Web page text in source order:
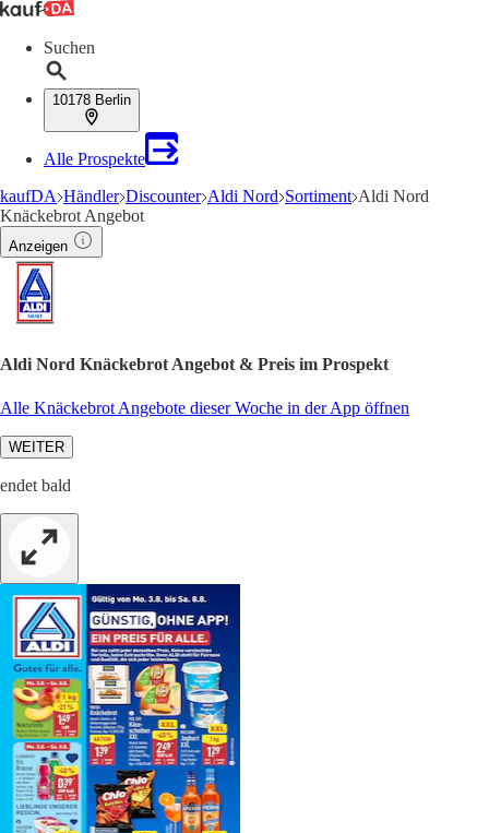
Suchen
10178 Berlin
Alle Prospekte
kaufDA Händler Discounter Aldi Nord Sortiment Aldi Nord
Knäckebrot Angebot
Anzeigen
Aldi Nord Knäckebrot Angebot & Preis im Prospekt
Alle Knäckebrot Angebote dieser Woche in der App öffnen
WEITER
endet bald